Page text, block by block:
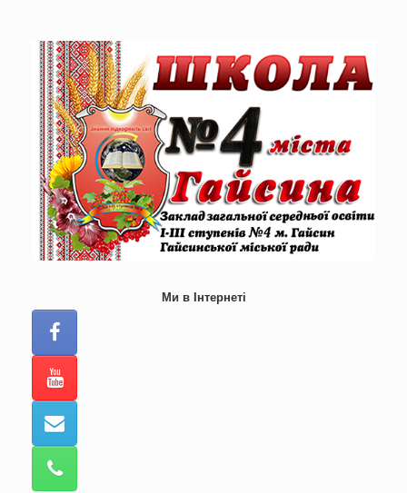
Ми в Інтернеті